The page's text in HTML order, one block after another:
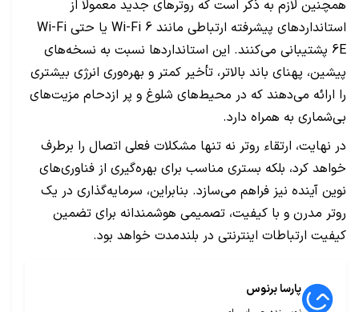
همچنین لازم به ذکر است که روترهای جدید معمولاً از
استانداردهای پیشرفته ارتباطی مانند Wi-Fi 6 یا حتی Wi-Fi
6E پشتیبانی می‌کنند. این استانداردها نسبت به نسخه‌های
پیشین، پهنای باند بالاتر، تأخیر کمتر و بهره‌وری انرژی بیشتری
را ارائه می‌دهند که در محیط‌های شلوغ و پر ازدحام مزیت‌های
بی‌شماری به همراه دارد.
در نهایت، ارتقاء روتر نه تنها مشکلات فعلی اتصال را برطرف
خواهد کرد، بلکه بستری مناسب برای بهره‌گیری از فناوری‌های
نوین آینده نیز فراهم می‌سازد. بنابراین، سرمایه‌گذاری در یک
روتر مدرن و با کیفیت، تصمیمی هوشمندانه برای تضمین
کیفیت ارتباطات اینترنتی در بلندمدت خواهد بود.
پارسا برنوس